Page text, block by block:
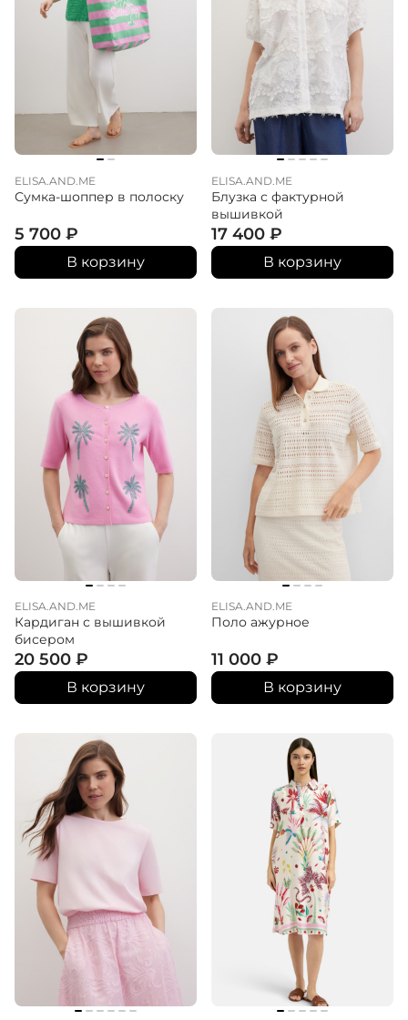
ELISA.AND.ME
Сумка-шоппер в полоску
5 700 ₽
В корзину
ELISA.AND.ME
Блузка с фактурной
вышивкой
17 400 ₽
В корзину
ELISA.AND.ME
Кардиган с вышивкой
бисером
20 500 ₽
В корзину
ELISA.AND.ME
Поло ажурное
11 000 ₽
В корзину